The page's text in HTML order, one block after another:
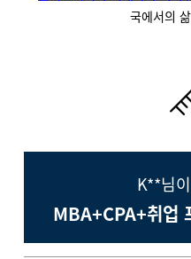
국에서의
K**님
MBA+CPA+취업